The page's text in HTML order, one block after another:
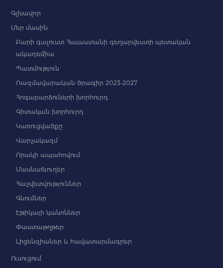
Գլխավոր
Մեր մասին
Բարի գալուստ Հայաստանի գեղարվեստի պետական
ակադեմիա
Պատմություն
Ռազմավարական ծրագիր 2023-2027
Հոգաբարձուների խորհուրդ
Գիտական խորհուրդ
Կառուցվածքը
Վարչակազմ
Որակի ապահովում
Մասնաճյուղեր
Հաշվետվություններ
Գնումներ
Էթիկայի կանոններ
Փաստաթղթեր
Լիցենզիաներ և հավատարմագրեր
Ուսուցում